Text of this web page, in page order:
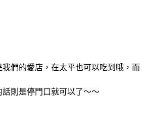
們的愛店，在太平也可以吃到哦，而
則是停門口就可以了～～